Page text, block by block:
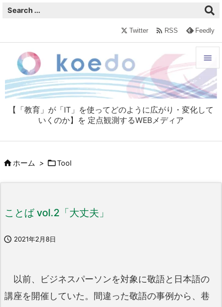
【「教育」が「IT」を使ってどのように広がり・変化して
いくのか】を 定点観測するWEBメディア


メニュ

Twitter  RSS Feedly
ホーム > Tool
ことば vol.2「大丈夫」
 2021年2月8日
以前、ビジネスパーソンを対象に敬語と日本語の
講座を開催していた。間違った敬語の事例から、巷